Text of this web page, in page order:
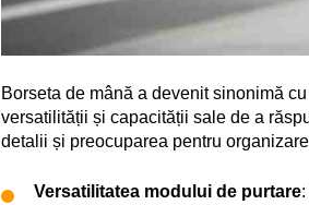
Borseta de mână a devenit sinonimă
versatilității și capacității sale de a
detalii și preocuparea pentru
Versatilitatea modului de purtare